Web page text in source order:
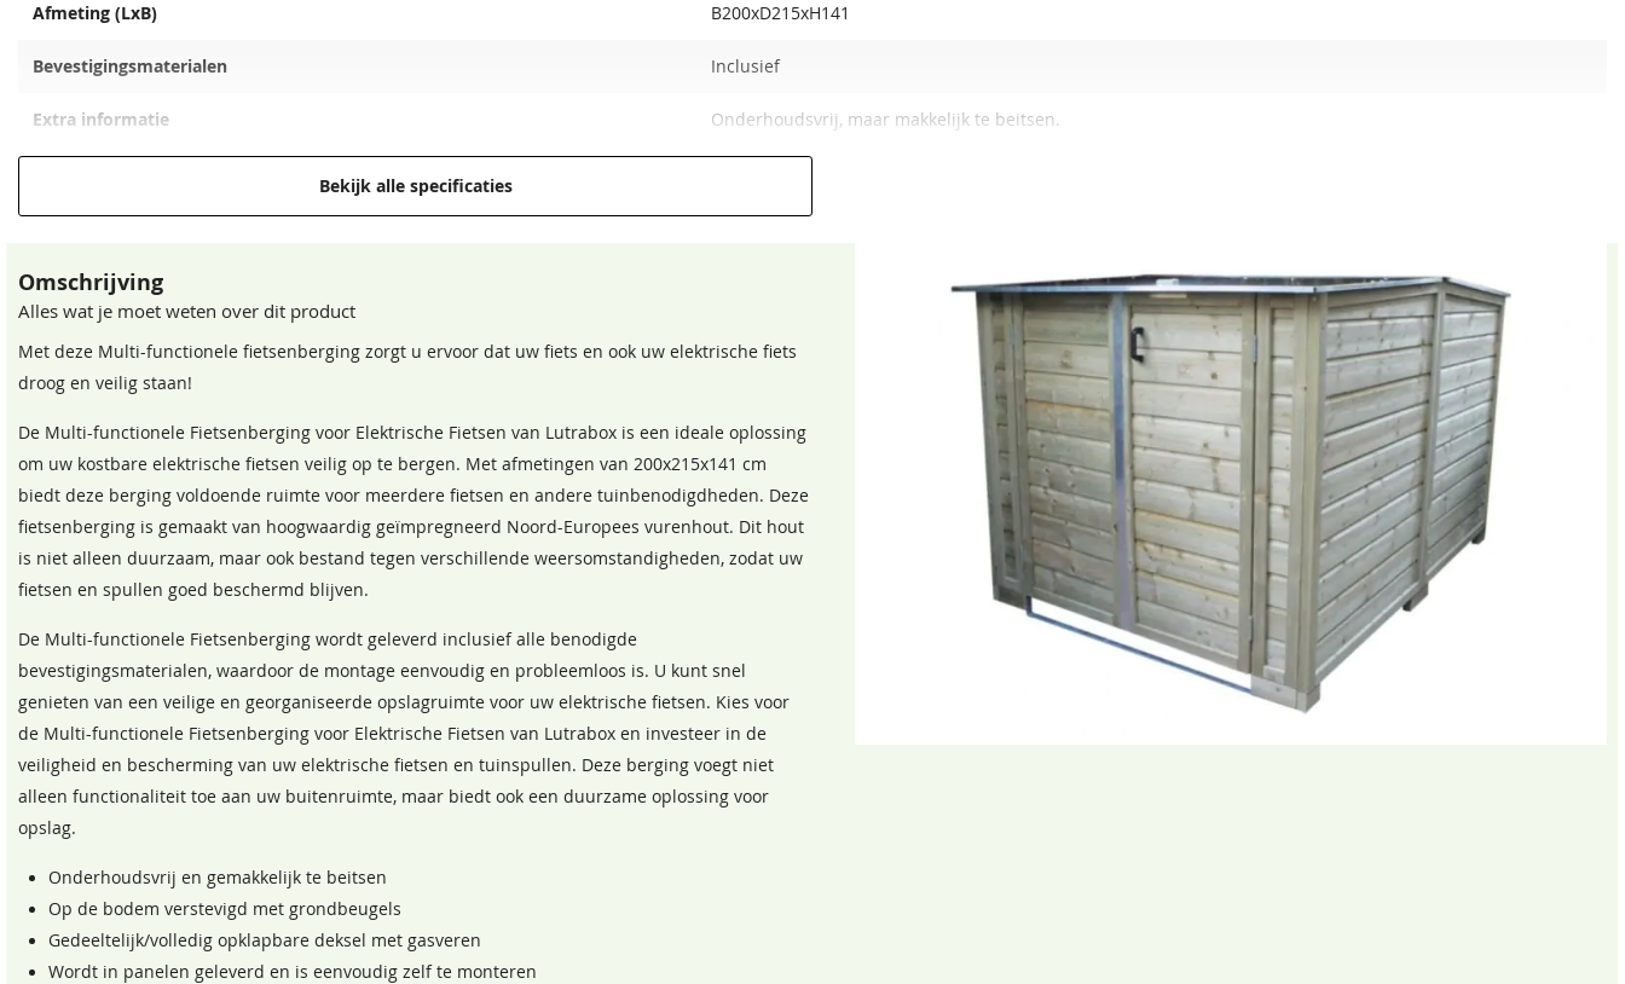
Afmeting (LxB) B200xD215xH141
Bevestigingsmaterialen Inclusief
Extra informatie Onderhoudsvrij, maar makkelijk te beitsen.
Geschikt voor
Regenwaterdicht
Aflevervorm In panelen geleverd.
Deuropening 100 cm
EAN code
Bekijk alle specificaties
Omschrijving
Alles wat je moet weten over dit product
Met deze Multi-functionele fietsenberging zorgt u ervoor dat uw fiets en ook uw elektrische fiets
droog en veilig staan!
De Multi-functionele Fietsenberging voor Elektrische Fietsen van Lutrabox is een ideale oplossing
om uw kostbare elektrische fietsen veilig op te bergen. Met afmetingen van 200x215x141 cm
biedt deze berging voldoende ruimte voor meerdere fietsen en andere tuinbenodigdheden. Deze
fietsenberging is gemaakt van hoogwaardig geïmpregneerd Noord-Europees vurenhout. Dit hout
is niet alleen duurzaam, maar ook bestand tegen verschillende weersomstandigheden, zodat uw
fietsen en spullen goed beschermd blijven.
De Multi-functionele Fietsenberging wordt geleverd inclusief alle benodigde
bevestigingsmaterialen, waardoor de montage eenvoudig en probleemloos is. U kunt snel
genieten van een veilige en georganiseerde opslagruimte voor uw elektrische fietsen. Kies voor
de Multi-functionele Fietsenberging voor Elektrische Fietsen van Lutrabox en investeer in de
veiligheid en bescherming van uw elektrische fietsen en tuinspullen. Deze berging voegt niet
alleen functionaliteit toe aan uw buitenruimte, maar biedt ook een duurzame oplossing voor
opslag.
Onderhoudsvrij en gemakkelijk te beitsen
Op de bodem verstevigd met grondbeugels
Gedeeltelijk/volledig opklapbare deksel met gasveren
Wordt in panelen geleverd en is eenvoudig zelf te monteren